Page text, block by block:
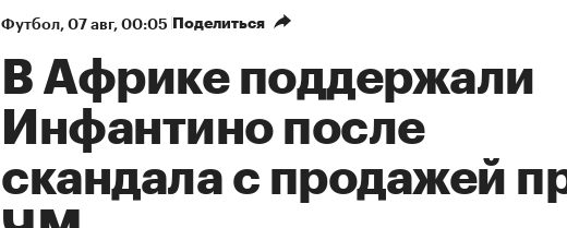
Футбол⁠, 07 авг, 00:05 Поделиться
В Африке поддержали
Инфантино после
скандала с продажей